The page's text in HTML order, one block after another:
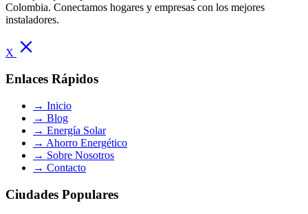
Colombia. Conectamos hogares y empresas con los mejores
instaladores.
X
Enlaces Rápidos
→ Inicio
→ Blog
→ Energía Solar
→ Ahorro Energético
→ Sobre Nosotros
→ Contacto
Ciudades Populares